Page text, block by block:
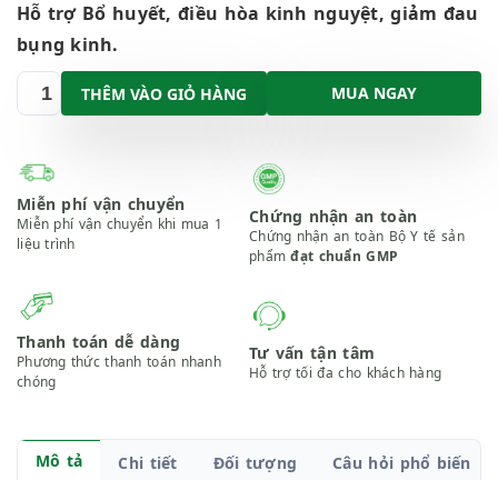
Hỗ trợ Bổ huyết, điều hòa kinh nguyệt, giảm đau
bụng kinh.
THÊM VÀO GIỎ HÀNG MUA NGAY
Miễn phí vận chuyển
Miễn phí vận chuyển khi mua 1
liệu trình
Chứng nhận an toàn
Chứng nhận an toàn Bộ Y tế sản
phẩmđạt chuẩn GMP
Thanh toán dễ dàng
Phương thức thanh toán nhanh
chóng
Tư vấn tận tâm
Hỗ trợ tối đa cho khách hàng
Mô tả Chi tiết Đối tượng Câu hỏi phổ biến